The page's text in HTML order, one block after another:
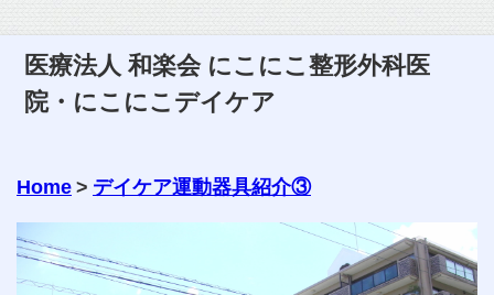
医療法人 和楽会 にこにこ整形外科医
院・にこにこデイケア
Home > デイケア運動器具紹介③